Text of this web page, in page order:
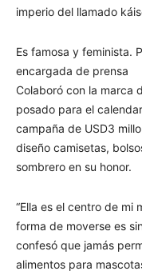
imperio del llamado
Es famosa y feminista.
encargada de prensa
Colaboró con la marca
posado para el
campaña de USD3
diseño camisetas,
sombrero en su honor.
“Ella es el centro de mi
forma de moverse es
confesó que jamás
alimentos para